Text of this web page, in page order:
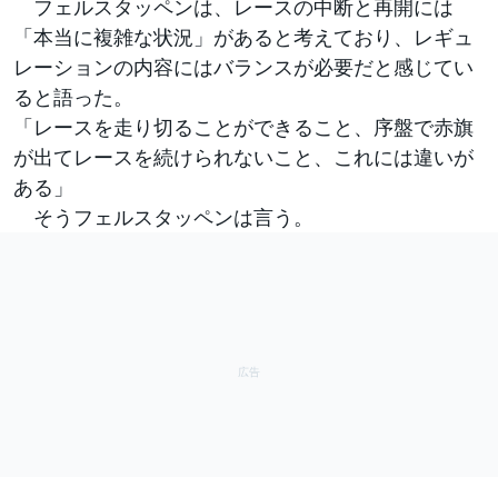
フェルスタッペンは、レースの中断と再開には
「本当に複雑な状況」があると考えており、レギュ
レーションの内容にはバランスが必要だと感じてい
ると語った。
「レースを走り切ることができること、序盤で赤旗
が出てレースを続けられないこと、これには違いが
ある」
そうフェルスタッペンは言う。